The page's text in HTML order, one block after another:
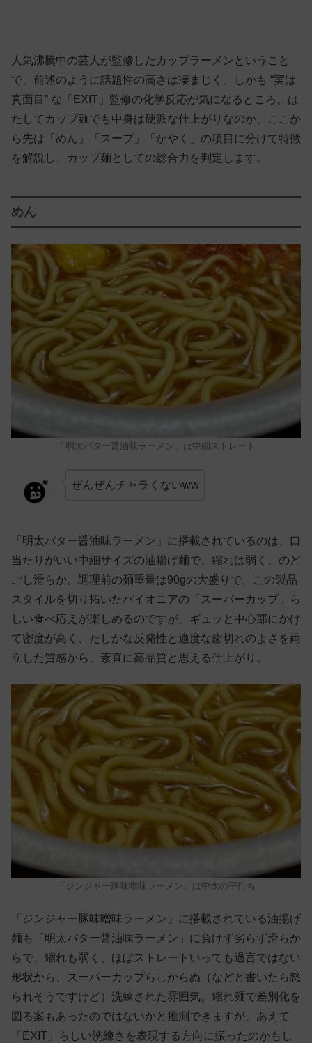
人気沸騰中の芸人が監修したカップラーメンということ
で、前述のように話題性の高さは凄まじく、しかも “実は
真面目” な「EXIT」監修の化学反応が気になるところ。は
たしてカップ麺でも中身は硬派な仕上がりなのか、ここか
ら先は「めん」「スープ」「かやく」の項目に分けて特徴
を解説し、カップ麺としての総合力を判定します。
めん
「明太バター醤油味ラーメン」は中細ストレート
ぜんぜんチャラくないww
「明太バター醤油味ラーメン」に搭載されているのは、口
当たりがいい中細サイズの油揚げ麺で、縮れは弱く、のど
ごし滑らか。調理前の麺重量は90gの大盛りで、この製品
スタイルを切り拓いたパイオニアの「スーパーカップ」ら
しい食べ応えが楽しめるのですが、ギュッと中心部にかけ
て密度が高く、たしかな反発性と適度な歯切れのよさを両
立した質感から、素直に高品質と思える仕上がり。
「ジンジャー豚味噌味ラーメン」は中太の平打ち
「ジンジャー豚味噌味ラーメン」に搭載されている油揚げ
麺も「明太バター醤油味ラーメン」に負けず劣らず滑らか
らで、縮れも弱く、ほぼストレートいっても過言ではない
形状から、スーパーカップらしからぬ（などと書いたら怒
られそうですけど）洗練された雰囲気。縮れ麺で差別化を
図る案もあったのではないかと推測できますが、あえて
「EXIT」らしい洗練さを表現する方向に振ったのかもし